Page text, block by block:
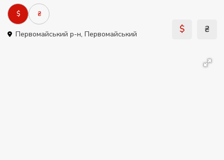
$ ₴
Первомайський р-н, Первомайський $ ₴